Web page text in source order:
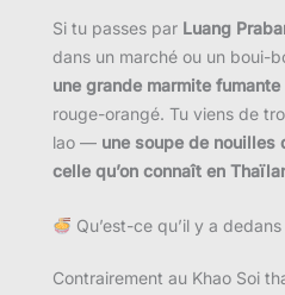
Si tu passes par Luang
dans un marché ou un boui-
une grande marmite fumante
rouge-orangé. Tu viens de
lao — une soupe de nouilles
celle qu’on connaît en
Qu’est-ce qu’il y a dedans
Contrairement au Khao Soi